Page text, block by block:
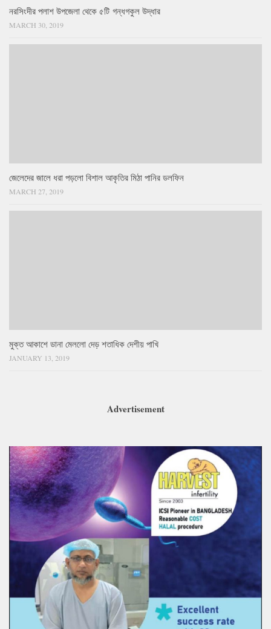
নরসিংদীর পলাশ উপজেলা থেকে ৫টি গন্ধগকুল উদ্ধার
MARCH 30, 2019
জেলেদের জালে ধরা পড়লো বিশাল আকৃতির মিঠা পানির ডলফিন
MARCH 27, 2019
মুক্ত আকাশে ডানা মেললো দেড় শতাধিক দেশীয় পাখি
JANUARY 13, 2019
Advertisement